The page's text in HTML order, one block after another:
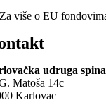
Za više o EU
udruga
Matoša 14c
Karlovac